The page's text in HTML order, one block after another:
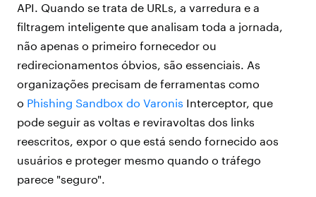
API. Quando se trata de URLs, a varredura e a
filtragem inteligente que analisam toda a jornada,
não apenas o primeiro fornecedor ou
redirecionamentos óbvios, são essenciais. As
organizações precisam de ferramentas como
o Phishing Sandbox do Varonis Interceptor, que
pode seguir as voltas e reviravoltas dos links
reescritos, expor o que está sendo fornecido aos
usuários e proteger mesmo quando o tráfego
parece "seguro".